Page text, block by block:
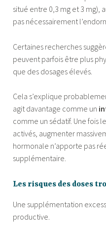
situé entre 0,3 mg et 3 mg),
pas nécessairement
Certaines recherches
peuvent parfois être plus
que des dosages élevés.
Cela s’explique
agit davantage comme un
comme un sédatif. Une fois
activés, augmenter
hormonale n’apporte pas
supplémentaire.
Les risques des doses
Une supplémentation
productive.